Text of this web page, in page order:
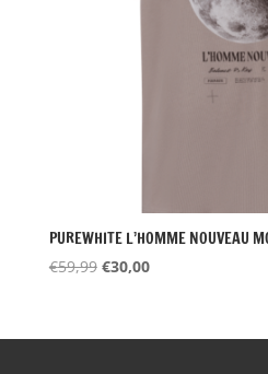
PUREWHITE L’HOMME NOUVEAU
€59,99 Oorspronkelijke
€59,99.
€30,00Huidige
€30,00.